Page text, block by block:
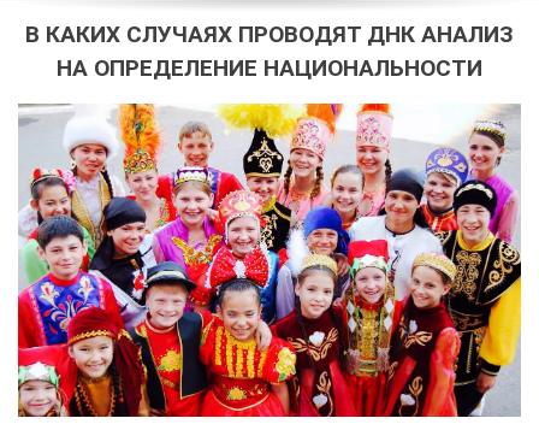
В КАКИХ СЛУЧАЯХ ПРОВОДЯТ ДНК АНАЛИЗ
НА ОПРЕДЕЛЕНИЕ НАЦИОНАЛЬНОСТИ